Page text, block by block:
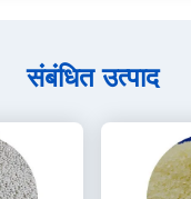
संबंधित उत्पाद